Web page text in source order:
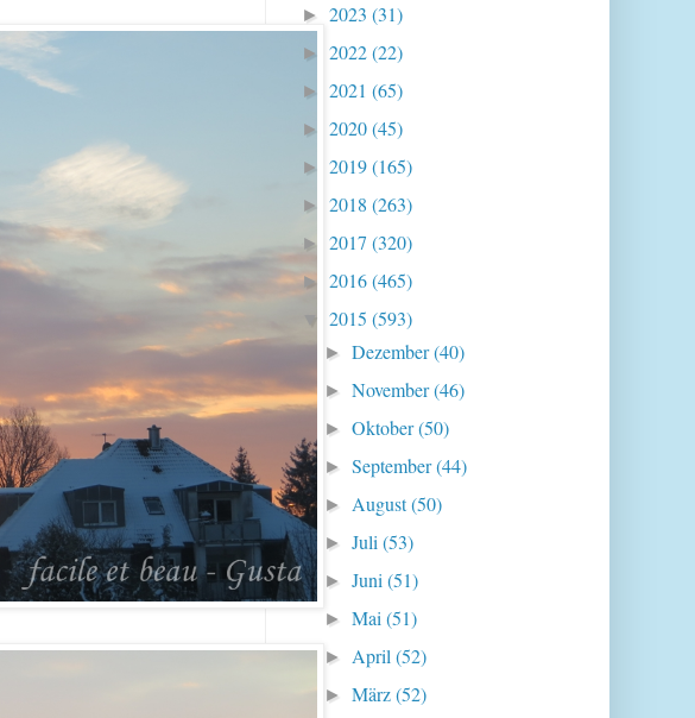
► 2023 (31)
► 2022(22)
► 2021 (65)
► 2020(45)
► 2019(165)
► 2018 (263)
► 2017 (320)
► 2016(465)
▼ 2015 (593)
►Dezember(40)
►November(46)
►Oktober(50)
►September(44)
► August(50)
►Juli(53)
►Juni(51)
►Mai(51)
► April(52)
►März(52)